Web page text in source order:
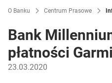
O Banku Centrum Prasowe
Bank
płatności
23.03.2020